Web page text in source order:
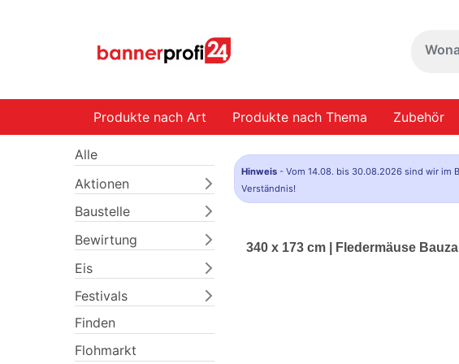
Produkte nach Art Produkte nach Thema Zubehör
Alle
Aktionen
Baustelle
Bewirtung
Eis
Festivals
Finden
Flohmarkt
Hinweis - Vom 14.08. bis 30.08.2026 sind wir
Verständnis!
340 x 173 cm | Fledermäuse